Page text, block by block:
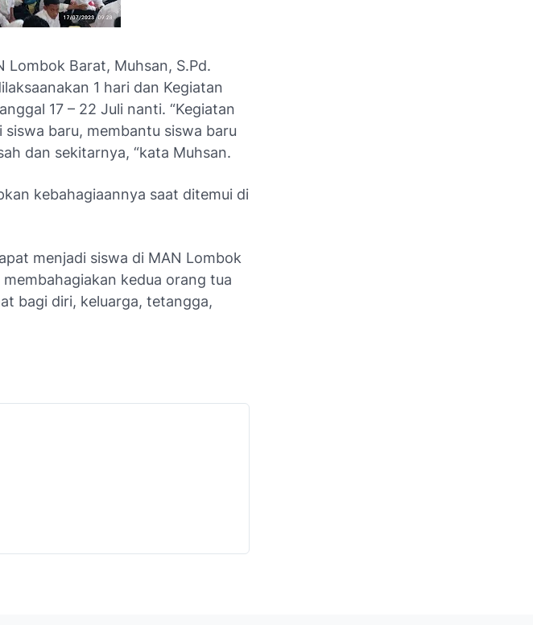
Lombok Barat, Muhsan, S.Pd.
1 hari dan Kegiatan
17 – 22 Juli nanti. “Kegiatan
baru, membantu siswa baru
dan sekitarnya, “kata Muhsan.
kebahagiaannya saat ditemui di
menjadi siswa di MAN Lombok
kedua orang tua
bagi diri, keluarga, tetangga,